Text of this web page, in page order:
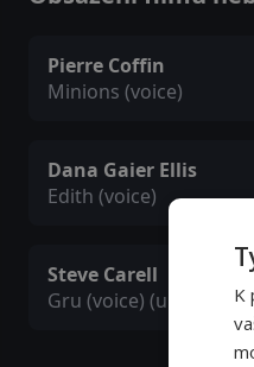
Pierre Coffin
Minions (voice)
Dana Gaier Ellis
Edith (voice)
Steve Carell
Gru (voice)
K